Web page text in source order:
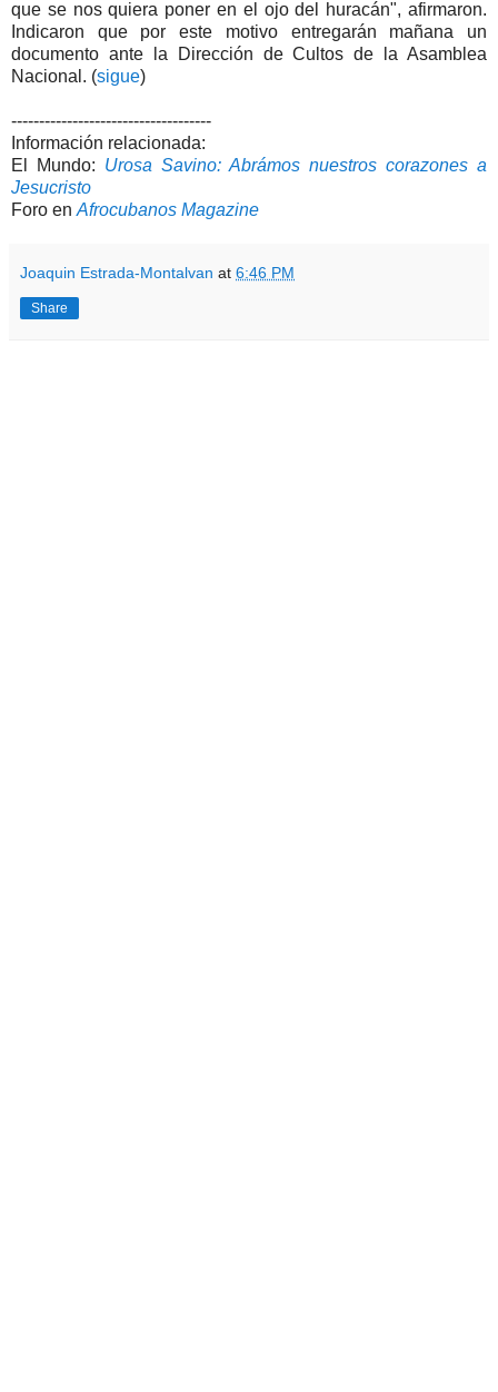
que se nos quiera poner en el ojo del huracán", afirmaron.
Indicaron que por este motivo entregarán mañana un
documento ante la Dirección de Cultos de la Asamblea
Nacional. (sigue)
------------------------------------
Información relacionada:
El Mundo: Urosa Savino: Abrámos nuestros corazones a
Jesucristo
Foro en Afrocubanos Magazine
Joaquin Estrada-Montalvan at 6:46 PM
Share